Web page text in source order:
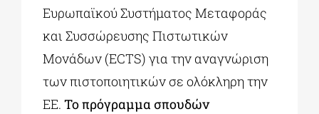
Ευρωπαϊκού Συστήματος Μεταφοράς
και Συσσώρευσης Πιστωτικών
Μονάδων (ECTS) για την αναγνώριση
των πιστοποιητικών σε ολόκληρη την
ΕΕ. Το πρόγραμμα σπουδών